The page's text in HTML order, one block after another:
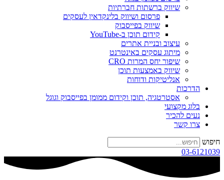
שיווק ברשתות חברתיות
פרסום ושיווק בלינקדאין לעסקים
שיווק בפייסבוק
קידום תוכן ב-YouTube
עיצוב ובניית אתרים
מיתוג עסקים באינטרנט
שיפור יחס המרות CRO
שיווק באמצעות תוכן
אנליטיקות ודוחות
הדרכות
אסטרטגיה, תוכן וקידום ממומן בפייסבוק וגוגל
בלוג מקצועי
נעים להכיר
צרו קשר
חיפוש
03-6121039